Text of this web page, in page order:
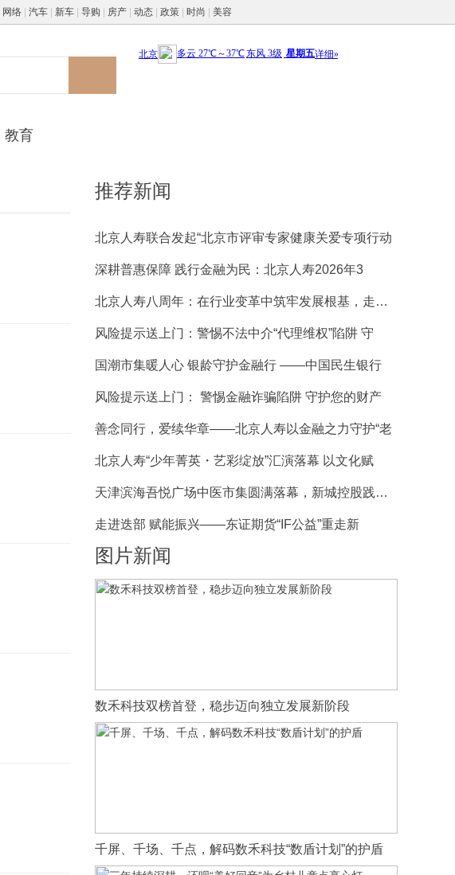
网络| 汽车| 新车| 导购 房产| 动态| 政策| 时尚 美容
教育
推荐新闻
北京人寿联合发起“北京市评审专家健康关爱专项行动
深耕普惠保障 践行金融为民：北京人寿2026年3
北京人寿八周年：在行业变革中筑牢发展根基，走稳特
风险提示送上门：警惕不法中介“代理维权”陷阱 守
国潮市集暖人心 银龄守护金融行 ——中国民生银行
风险提示送上门： 警惕金融诈骗陷阱 守护您的财产
善念同行，爱续华章——北京人寿以金融之力守护“老
北京人寿“少年菁英・艺彩绽放”汇演落幕 以文化赋
天津滨海吾悦广场中医市集圆满落幕，新城控股践行公
走进迭部 赋能振兴——东证期货“IF公益”重走新
图片新闻
数禾科技双榜首登，稳步迈向独立发展新阶段
千屏、千场、千点，解码数禾科技“数盾计划”的护盾